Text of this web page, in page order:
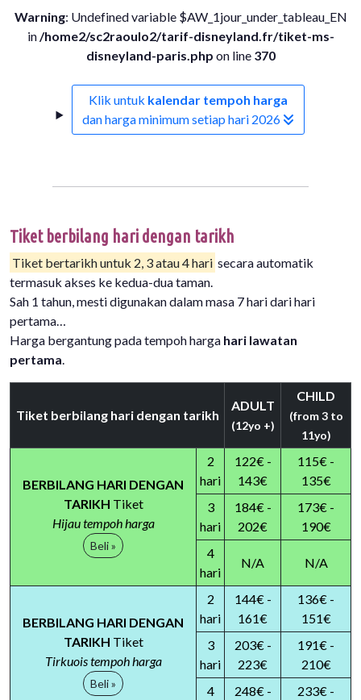
Warning: Undefined variable $AW_1jour_under_tableau_EN
in/home2/sc2raoulo2/tarif-disneyland.fr/tiket-ms-
disneyland-paris.php on line 370
Klik untuk kalendar tempoh harga
dan harga minimum setiap hari 2026
Tiket berbilang hari dengan tarikh
Tiket bertarikh untuk 2, 3 atau 4 hari secara automatik
termasuk akses ke kedua-dua taman.
Sah 1 tahun, mesti digunakan dalam masa 7 hari dari hari
pertama…
Harga bergantung pada tempoh harga hari lawatan
pertama.
Tiket berbilang hari dengan tarikh
ADULT
(12yo +)
CHILD
(from 3 to
11yo)
BERBILANG HARI DENGAN
TARIKH Tiket
Hijau tempoh harga
Beli »
2
hari
122€ -
143€
115€ -
135€
3
hari
184€ -
202€
173€ -
190€
4
hari
N/A N/A
BERBILANG HARI DENGAN
TARIKH Tiket
Tirkuois tempoh harga
Beli »
2
hari
144€ -
161€
136€ -
151€
3
hari
203€ -
223€
191€ -
210€
4
248€ -
233€ -